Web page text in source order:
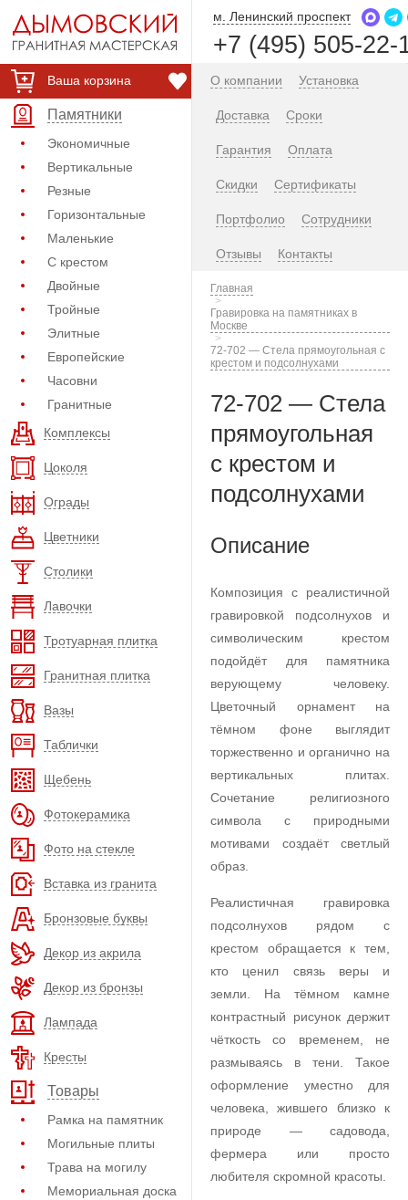
Ваша корзина
Памятники
Экономичные
Вертикальные
Резные
Горизонтальные
Маленькие
С крестом
Двойные
Тройные
Элитные
Европейские
Часовни
Гранитные
Комплексы
Цоколя
Ограды
Цветники
Столики
Лавочки
Тротуарная плитка
Гранитная плитка
Вазы
Таблички
Щебень
Фотокерамика
Фото на стекле
Вставка из гранита
Бронзовые буквы
Декор из акрила
Декор из бронзы
Лампада
Кресты
Товары
Рамка на памятник
Могильные плиты
Трава на могилу
Мемориальная доска
м. Ленинский проспект
+7 (495) 505-22-
О компании Установка
Доставка Сроки
Гарантия Оплата
Скидки Сертификаты
Портфолио Сотрудники
Отзывы Контакты
Главная
Гравировка на памятниках в
Москве
72-702 — Стела прямоугольная с
крестом и подсолнухами
72-702 — Стела
прямоугольная
с крестом и
подсолнухами
Описание
Композиция с реалистичной
гравировкой подсолнухов и
символическим крестом
подойдёт для памятника
верующему человеку.
Цветочный орнамент на
тёмном фоне выглядит
торжественно и органично на
вертикальных плитах.
Сочетание религиозного
символа с природными
мотивами создаёт светлый
образ.
Реалистичная гравировка
подсолнухов рядом с
крестом обращается к тем,
кто ценил связь веры и
земли. На тёмном камне
контрастный рисунок держит
чёткость со временем, не
размываясь в тени. Такое
оформление уместно для
человека, жившего близко к
природе — садовода,
фермера или просто
любителя скромной красоты.